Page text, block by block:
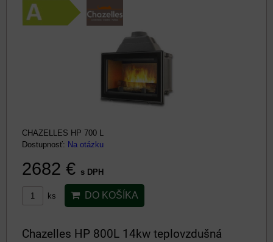
CHAZELLES HP 700 L
Dostupnosť: Na otázku
2682 € s DPH
ks DO KOŠÍKA
Chazelles HP 800L 14kw teplovzdušná